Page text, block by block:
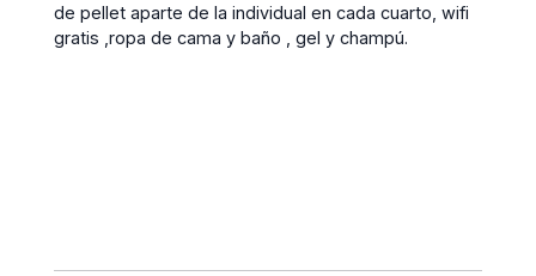
de pellet aparte de la individual en cada cuarto, wifi
gratis ,ropa de cama y baño , gel y champú.